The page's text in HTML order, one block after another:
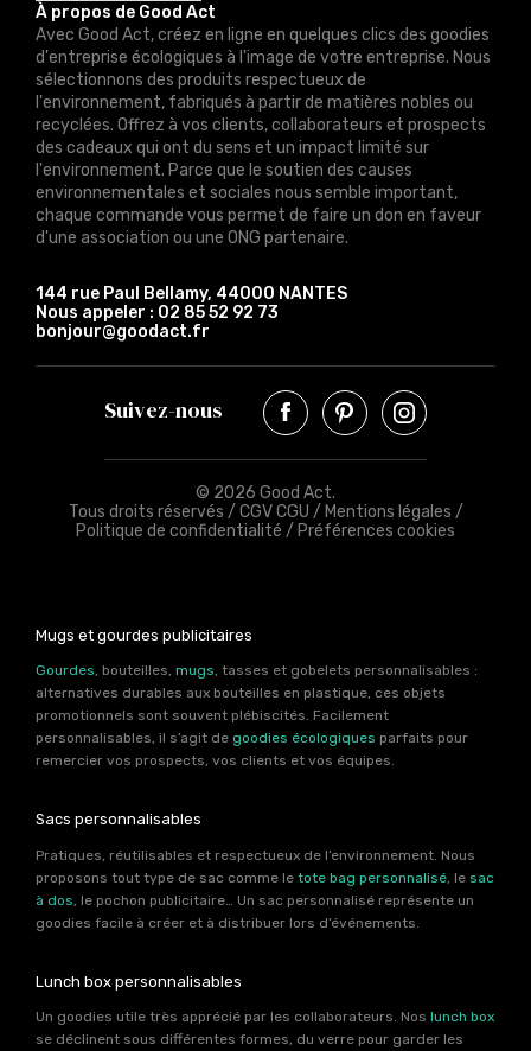
À propos de Good Act
Avec Good Act, créez en ligne en quelques clics des goodies
d'entreprise écologiques à l'image de votre entreprise. Nous
sélectionnons des produits respectueux de
l'environnement, fabriqués à partir de matières nobles ou
recyclées. Offrez à vos clients, collaborateurs et prospects
des cadeaux qui ont du sens et un impact limité sur
l'environnement. Parce que le soutien des causes
environnementales et sociales nous semble important,
chaque commande vous permet de faire un don en faveur
d'une association ou une ONG partenaire.
144 rue Paul Bellamy, 44000 NANTES
Nous appeler : 02 85 52 92 73
bonjour@goodact.fr
Suivez-nous
© 2026 Good Act.
Tous droits réservés / CGV CGU / Mentions légales /
Politique de confidentialité / Préférences cookies
Mugs et gourdes publicitaires
Gourdes, bouteilles, mugs, tasses et gobelets personnalisables :
alternatives durables aux bouteilles en plastique, ces objets
promotionnels sont souvent plébiscités. Facilement
personnalisables, il s’agit de goodies écologiques parfaits pour
remercier vos prospects, vos clients et vos équipes.
Sacs personnalisables
Pratiques, réutilisables et respectueux de l’environnement. Nous
proposons tout type de sac comme le tote bag personnalisé , le sac
à dos , le pochon publicitaire… Un sac personnalisé représente un
goodies facile à créer et à distribuer lors d’événements.
Lunch box personnalisables
Un goodies utile très apprécié par les collaborateurs. Nos lunch box
se déclinent sous différentes formes, du verre pour garder les